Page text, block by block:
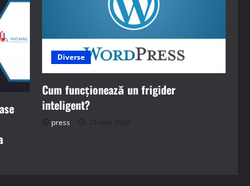
Diverse
Cum funcționează un frigider
inteligent?
press 21 mai 2026